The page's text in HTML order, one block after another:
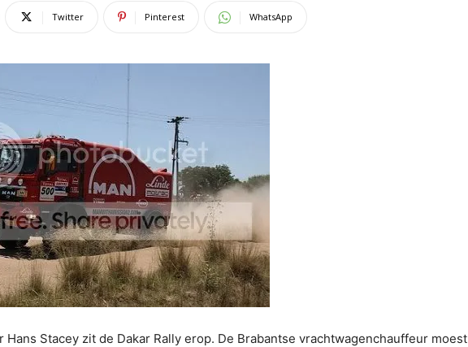
Twitter Pinterest WhatsApp
Hans Stacey zit de Dakar Rally erop. De Brabantse vrachtwagenchauffeur moest